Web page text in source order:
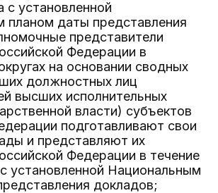
с установленной
планом даты представления
представители
Федерации в
на основании сводных
должностных лиц
высших исполнительных
власти) субъектов
подготавливают свои
и представляют их
Федерации в течение
установленной Национальным
докладов;